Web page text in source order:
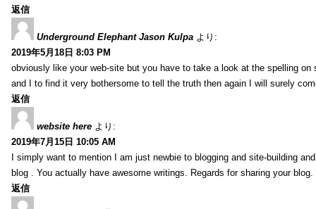
返信
Underground Elephant Jason Kulpa より:
2019年5月18日 8:03 PM
obviously like your web-site but you have to take a look at the spelling
and I to find it very bothersome to tell the truth then again I will surely
返信
website here より:
2019年7月15日 10:05 AM
I simply want to mention I am just newbie to blogging and site-building
blog . You actually have awesome writings. Regards for sharing your blog.
返信